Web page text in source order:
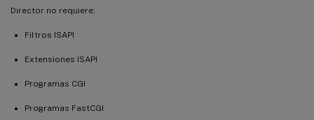
Director no requiere:
Filtros ISAPI
Extensiones ISAPI
Programas CGI
Programas FastCGI